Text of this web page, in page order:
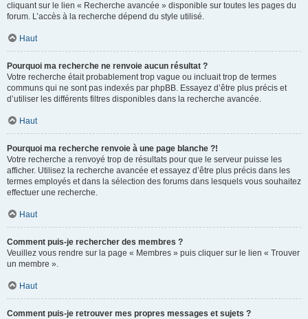
cliquant sur le lien « Recherche avancée » disponible sur toutes les pages du
forum. L’accès à la recherche dépend du style utilisé.
Haut
Pourquoi ma recherche ne renvoie aucun résultat ?
Votre recherche était probablement trop vague ou incluait trop de termes
communs qui ne sont pas indexés par phpBB. Essayez d’être plus précis et
d’utiliser les différents filtres disponibles dans la recherche avancée.
Haut
Pourquoi ma recherche renvoie à une page blanche ?!
Votre recherche a renvoyé trop de résultats pour que le serveur puisse les
afficher. Utilisez la recherche avancée et essayez d’être plus précis dans les
termes employés et dans la sélection des forums dans lesquels vous souhaitez
effectuer une recherche.
Haut
Comment puis-je rechercher des membres ?
Veuillez vous rendre sur la page « Membres » puis cliquer sur le lien « Trouver
un membre ».
Haut
Comment puis-je retrouver mes propres messages et sujets ?